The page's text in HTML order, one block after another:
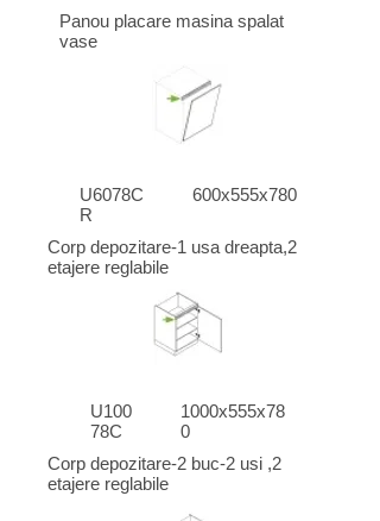
Panou placare masina spalat
vase
U6078C
R
600x555x780
Corp depozitare-1 usa dreapta,2
etajere reglabile
U100
78C
1000x555x78
0
Corp depozitare-2 buc-2 usi ,2
etajere reglabile